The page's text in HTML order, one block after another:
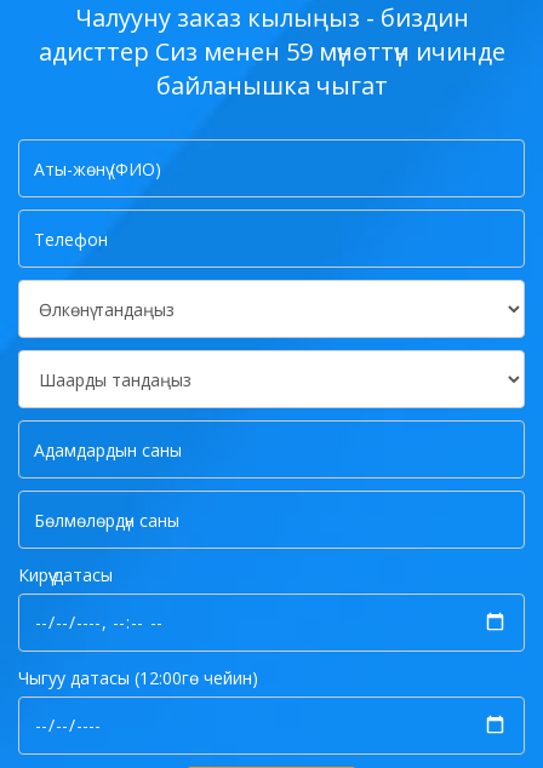
Чалууну заказ кылыңыз - биздин
адисттер Сиз менен 59 мүнөттүн ичинде
байланышка чыгат
Кирүү датасы
Чыгуу датасы (12:00гө чейин)